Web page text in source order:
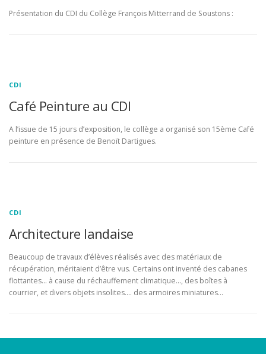
Présentation du CDI du Collège François Mitterrand de Soustons :
CDI
Café Peinture au CDI
A l’issue de 15 jours d’exposition, le collège a organisé son 15ème Café
peinture en présence de Benoït Dartigues.
CDI
Architecture landaise
Beaucoup de travaux d’élèves réalisés avec des matériaux de
récupération, méritaient d’être vus. Certains ont inventé des cabanes
flottantes… à cause du réchauffement climatique…, des boîtes à
courrier, et divers objets insolites…. des armoires miniatures…